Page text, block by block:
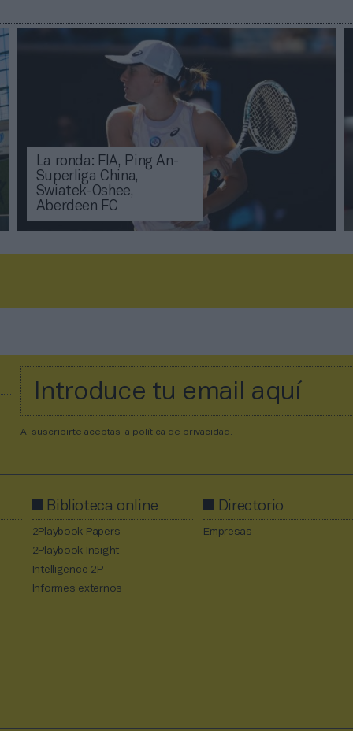
La ronda: FIA, Ping An-
Superliga China,
Swiatek-Oshee,
Aberdeen FC
Al suscribirte aceptas la política de privacidad
Biblioteca online
2Playbook Papers
2Playbook Insight
Intelligence 2P
Informes externos
Directorio
Empresas